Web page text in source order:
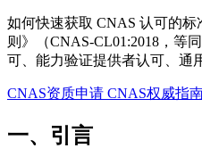
如何快速获取 CNAS 认可的
则》（CNAS-CL01:2018，等
可、能力验证提供者认可、通
CNAS资质申请 CNAS权威指
一、引言